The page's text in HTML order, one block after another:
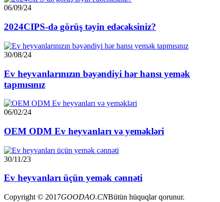
06/09/24
2024CIPS-də görüş təyin edəcəksiniz?
30/08/24
Ev heyvanlarınızın bəyəndiyi hər hansı yemək
tapmısınız
06/02/24
OEM ODM Ev heyvanları və yeməkləri
30/11/23
Ev heyvanları üçün yemək cənnəti
Copyright © 2017GOODAO.CNBütün hüquqlar qorunur.